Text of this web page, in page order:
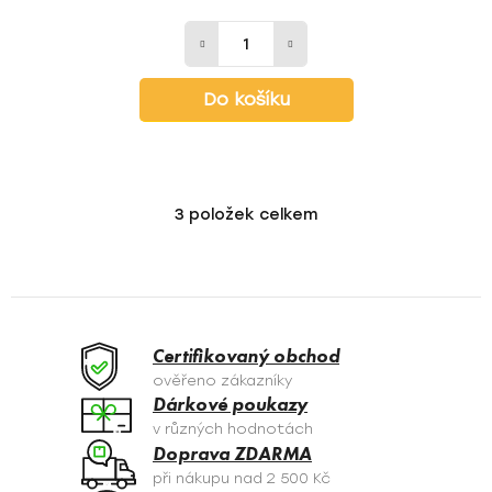
Do košíku
O
á
c
í
p
r
v
3 položek celkem
Certifikovaný obchod
ověřeno zákazníky
Dárkové poukazy
v různých hodnotách
Doprava ZDARMA
při nákupu nad 2 500 Kč